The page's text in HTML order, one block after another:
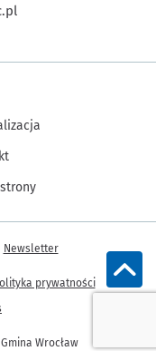
Wrocław
Newsletter
prywatności